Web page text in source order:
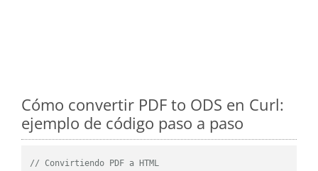
Cómo convertir PDF to ODS en Curl:
ejemplo de código paso a paso
// Convirtiendo PDF a HTML